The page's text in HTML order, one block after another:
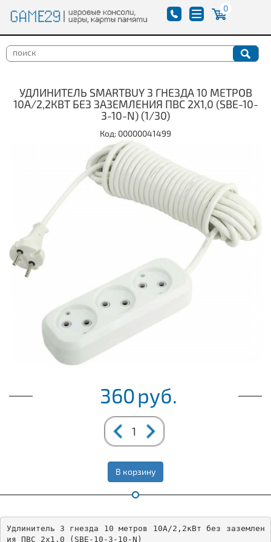
0
УДЛИНИТЕЛЬ SMARTBUY 3 ГНЕЗДА 10 МЕТРОВ
10А/2,2КВТ БЕЗ ЗАЗЕМЛЕНИЯ ПВС 2Х1,0 (SBE-10-
3-10-N) (1/30)
Код: 00000041499
360руб.
В корзину
Удлинитель 3 гнезда 10 метров 10А/2,2кВт без заземлен
ия ПВС 2х1,0 (SBE-10-3-10-N)